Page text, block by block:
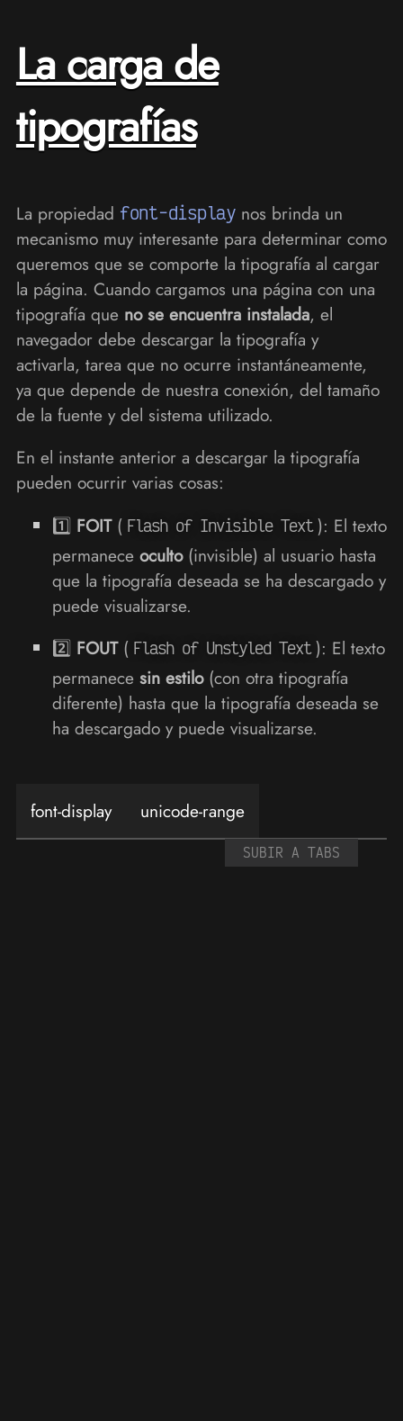
La carga de
tipografías
La propiedad font-displaynos brinda un
mecanismo muy interesante para determinar como
queremos que se comporte la tipografía al cargar
la página. Cuando cargamos una página con una
tipografía que no se encuentra instalada, el
navegador debe descargar la tipografía y
activarla, tarea que no ocurre instantáneamente,
ya que depende de nuestra conexión, del tamaño
de la fuente y del sistema utilizado.
En el instante anterior a descargar la tipografía
pueden ocurrir varias cosas:
1️⃣ FOIT( Flash of Invisible Text ): El texto
permanece oculto(invisible) al usuario hasta
que la tipografía deseada se ha descargado y
puede visualizarse.
2️⃣ FOUT( Flash of Unstyled Text ): El texto
permanece sin estilo(con otra tipografía
diferente) hasta que la tipografía deseada se
ha descargado y puede visualizarse.
font-display unicode-range
SUBIR A TABS